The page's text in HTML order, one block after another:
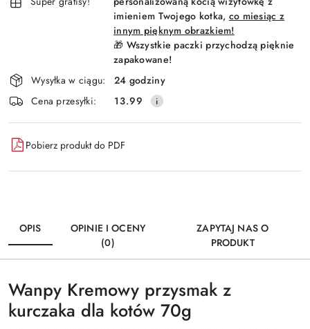
imieniem Twojego kotka, co miesiąc z
innym pięknym obrazkiem!
🎁 Wszystkie paczki przychodzą pięknie
zapakowane!
Wysyłka w ciągu:
24 godziny
Cena przesyłki:
13.99
Pobierz produkt do PDF
OPIS
OPINIE I OCENY
(0)
ZAPYTAJ NAS O
PRODUKT
Wanpy Kremowy przysmak z
kurczaka dla kotów 70g